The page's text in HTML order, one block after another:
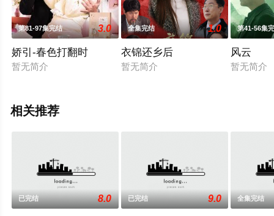
第81-97集完结 3.0
娇引-春色打翻时
暂无简介
全集完结 1.0
衣锦还乡后
暂无简介
第41-56集
风云
暂无简介
相关推荐
已完结 8.0 已完结 9.0 全集完结